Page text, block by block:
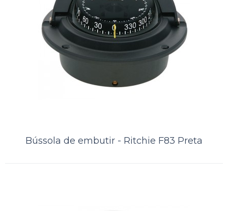
Bússola de embutir - Ritchie F83 Preta